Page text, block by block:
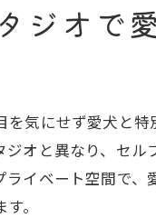
フォトブッ
セルフフォト
最適な撮影
愛犬の表
ジオで
気にせず愛犬と
オと異なり、セ
イベート空間で
。